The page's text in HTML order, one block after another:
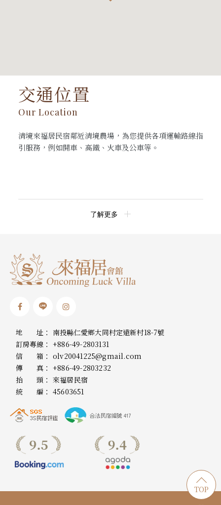
交通位置
Our Location
清境來福居民宿鄰近清境農場，為您提供各項運輸路線指
引服務，例如開車、高鐵、火車及公車等。
了解更多
地 址： 南投縣仁愛鄉大同村定遠新村18-7號
訂房專線： +886-49-2803131
信 箱： olv20041225@gmail.com
傳 真： +886-49-2803232
抬 頭： 來福居民宿
統 編： 45603651
TOP